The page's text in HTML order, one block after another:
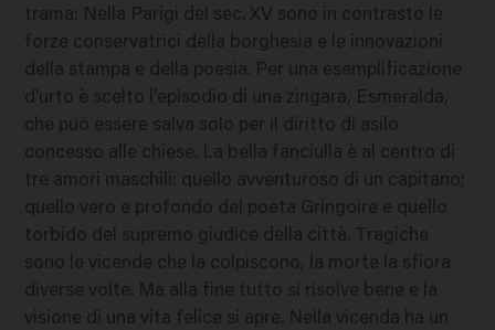
trama: Nella Parigi del sec. XV sono in contrasto le
forze conservatrici della borghesia e le innovazioni
della stampa e della poesia. Per una esemplificazione
d'urto è scelto l'episodio di una zingara, Esmeralda,
che può essere salva solo per il diritto di asilo
concesso alle chiese. La bella fanciulla è al centro di
tre amori maschili: quello avventuroso di un capitano;
quello vero e profondo del poeta Gringoire e quello
torbido del supremo giudice della città. Tragiche
sono le vicende che la colpiscono, la morte la sfiora
diverse volte. Ma alla fine tutto si risolve bene e la
visione di una vita felice si apre. Nella vicenda ha un